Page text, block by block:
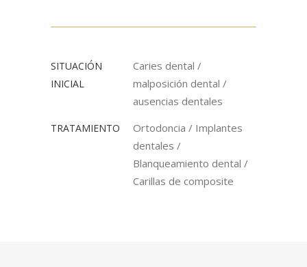
SITUACIÓN
INICIAL
Caries dental /
malposición dental /
ausencias dentales
TRATAMIENTO
Ortodoncia / Implantes
dentales /
Blanqueamiento dental /
Carillas de composite